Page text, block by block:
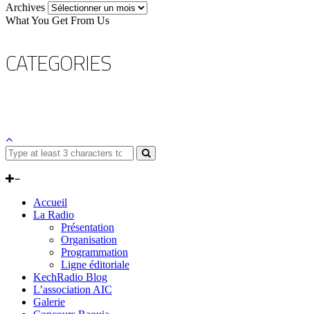
Archives
What You Get From Us
CATEGORIES
Accueil
La Radio
Présentation
Organisation
Programmation
Ligne éditoriale
KechRadio Blog
L’association AIC
Galerie